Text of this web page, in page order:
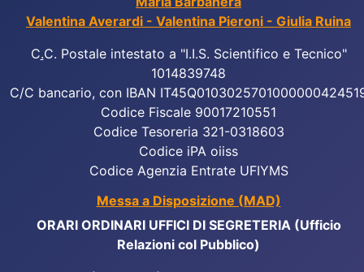
Valentina Averardi - Valentina Pieroni - Giulia Ruina
C.C. Postale intestato a "I.I.S. Scientifico e Tecnico"
1014839748
C/C bancario, con IBAN
Codice Fiscale 90017210551
Codice Tesoreria 321-0318603
Codice iPA oiiss
Codice Agenzia Entrate UFIYMS
Messa a Disposizione (MAD)
ORARI ORDINARI UFFICI DI SEGRETERIA (Ufficio
Relazioni col Pubblico)